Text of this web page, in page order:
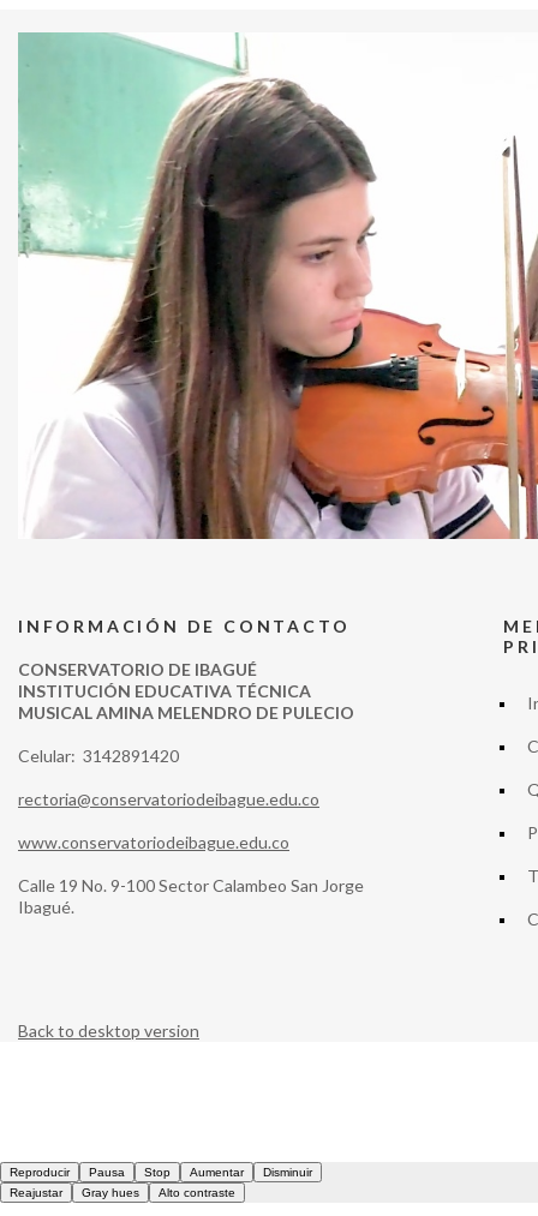
INFORMACIÓN DE CONTACTO
CONSERVATORIO DE IBAGUÉ
INSTITUCIÓN EDUCATIVA TÉCNICA
MUSICAL AMINA MELENDRO DE PULECIO
Celular: 3142891420
rectoria@conservatoriodeibague.edu.co
www.conservatoriodeibague.edu.co
Calle 19 No. 9-100 Sector Calambeo San Jorge
Ibagué.
Back to desktop version